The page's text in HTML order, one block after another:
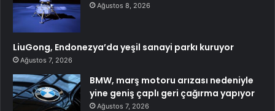
Ağustos 8, 2026
LiuGong, Endonezya’da yeşil sanayi parkı kuruyor
Ağustos 7, 2026
BMW, marş motoru arızası nedeniyle
yine geniş çaplı geri çağırma yapıyor
Ağustos 7, 2026